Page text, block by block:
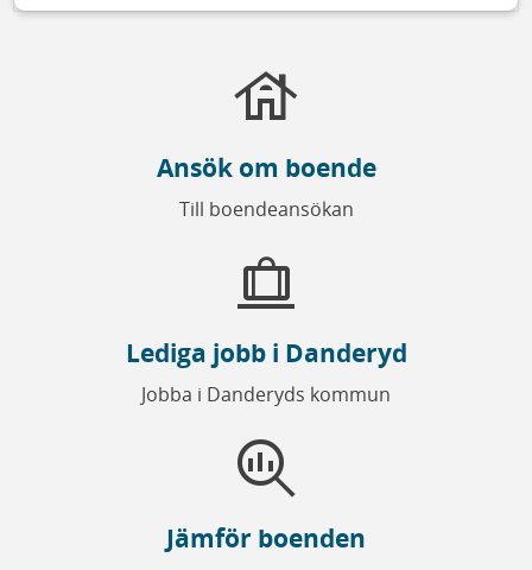
house
Ansök om boende
Till boendeansökan
checked_bag
Lediga jobb i Danderyd
Jobba i Danderyds kommun
search_insights
Jämför boenden